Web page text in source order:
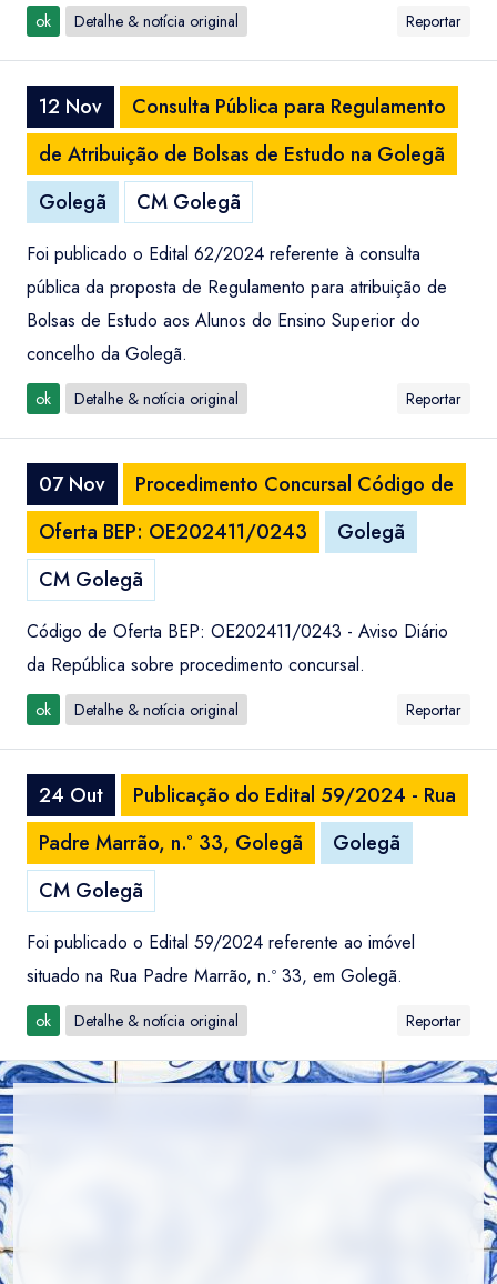
ok Detalhe & notícia original Reportar
12 Nov
Consulta Pública para Regulamento
de Atribuição de Bolsas de Estudo na Golegã
Golegã
CM Golegã
Foi publicado o Edital 62/2024 referente à consulta
pública da proposta de Regulamento para atribuição de
Bolsas de Estudo aos Alunos do Ensino Superior do
concelho da Golegã.
ok Detalhe & notícia original Reportar
07 Nov
Procedimento Concursal Código de
Oferta BEP: OE202411/0243
Golegã
CM Golegã
Código de Oferta BEP: OE202411/0243 - Aviso Diário
da República sobre procedimento concursal.
ok Detalhe & notícia original Reportar
24 Out
Publicação do Edital 59/2024 - Rua
Padre Marrão, n.º 33, Golegã
Golegã
CM Golegã
Foi publicado o Edital 59/2024 referente ao imóvel
situado na Rua Padre Marrão, n.º 33, em Golegã.
ok Detalhe & notícia original Reportar